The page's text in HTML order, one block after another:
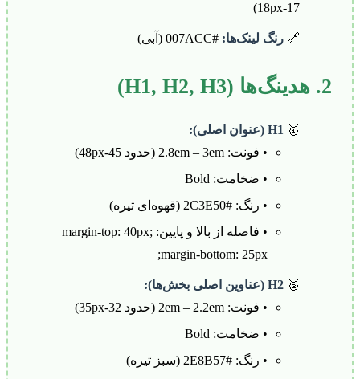
17-18px)
🔗 رنگ لینک‌ها: #007ACC (آبی)
2. هدینگ‌ها (H1, H2, H3)
🥇 H1 (عنوان اصلی):
• فونت: 2.8em – 3em (حدود 45-48px)
• ضخامت: Bold
• رنگ: #2C3E50 (قهوه‌ای تیره)
• فاصله از بالا و پایین: margin-top: 40px;
margin-bottom: 25px;
🥈 H2 (عناوین اصلی بخش‌ها):
• فونت: 2em – 2.2em (حدود 32-35px)
• ضخامت: Bold
• رنگ: #2E8B57 (سبز تیره)